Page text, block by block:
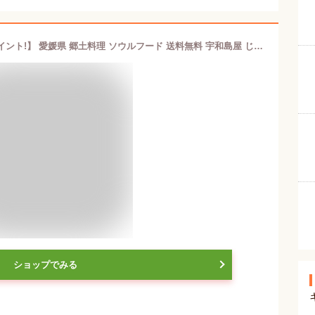
【本日限定!! 3つのお得!! クーポン! ポイント!】 愛媛県 郷土料理 ソウルフード 送料無料 宇和島屋 じゃこ天 5種類の味 バラエティーセット 冷凍 食品 生食可 個別包装 天ぷら すり身 おかず おつまみ お弁当 自宅用 業務用 大容量 80g×30枚 合計2.4kg
ショップでみる